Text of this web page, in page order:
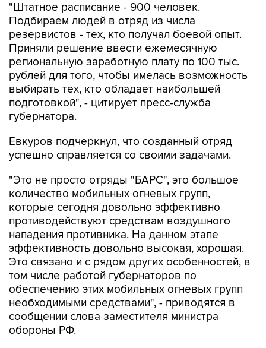
"Штатное расписание - 900 человек.
Подбираем людей в отряд из числа
резервистов - тех, кто получал боевой опыт.
Приняли решение ввести ежемесячную
региональную заработную плату по 100 тыс.
рублей для того, чтобы имелась возможность
выбирать тех, кто обладает наибольшей
подготовкой", - цитирует пресс-служба
губернатора.
Евкуров подчеркнул, что созданный отряд
успешно справляется со своими задачами.
"Это не просто отряды "БАРС", это большое
количество мобильных огневых групп,
которые сегодня довольно эффективно
противодействуют средствам воздушного
нападения противника. На данном этапе
эффективность довольно высокая, хорошая.
Это связано и с рядом других особенностей, в
том числе работой губернаторов по
обеспечению этих мобильных огневых групп
необходимыми средствами", - приводятся в
сообщении слова заместителя министра
обороны РФ.